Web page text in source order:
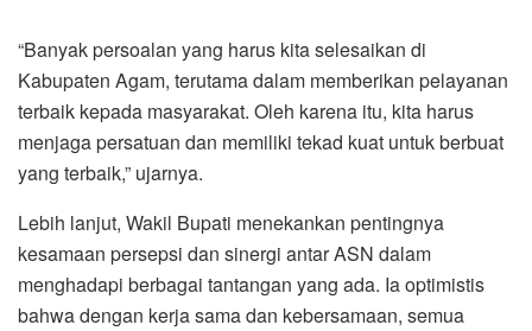
“Banyak persoalan yang harus kita selesaikan di
Kabupaten Agam, terutama dalam memberikan pelayanan
terbaik kepada masyarakat. Oleh karena itu, kita harus
menjaga persatuan dan memiliki tekad kuat untuk berbuat
yang terbaik,” ujarnya.
Lebih lanjut, Wakil Bupati menekankan pentingnya
kesamaan persepsi dan sinergi antar ASN dalam
menghadapi berbagai tantangan yang ada. Ia optimistis
bahwa dengan kerja sama dan kebersamaan, semua